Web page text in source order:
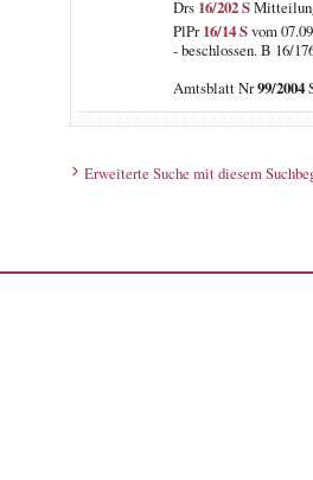
Drs 16/202 S
PlPr16/14 Svom
- beschlossen. B 16/
Amtsblatt Nr99/2004
Erweiterte Suche mit diesem